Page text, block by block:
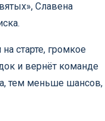
Славена
старте, громкое
и вернёт команде
тем меньше шансов,